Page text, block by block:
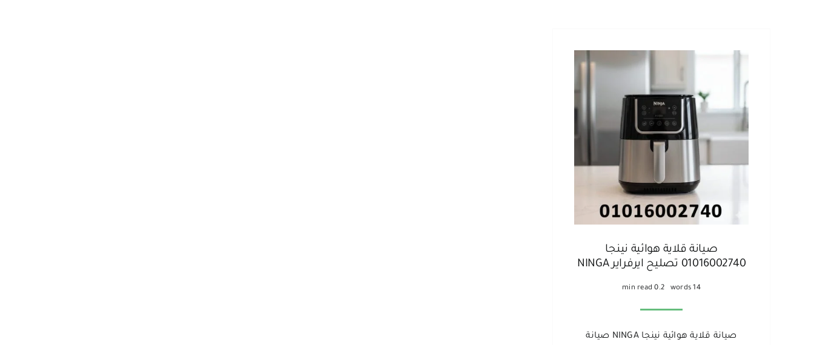
صيانة قلاية هوائية نينجا
01016002740 تصليح ايرفراير NINGA
14 words
0.2 min read
صيانة قلاية هوائية نينجا NINGA صيانة